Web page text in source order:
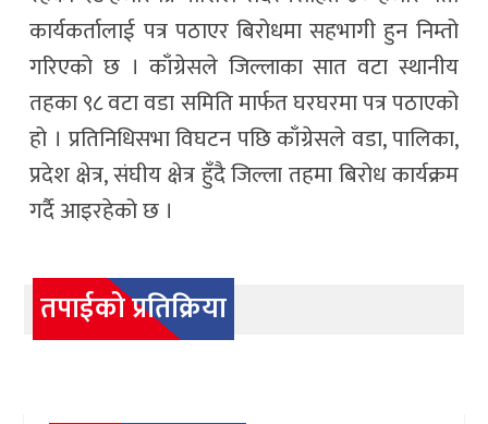
कार्यकर्तालाई पत्र पठाएर बिरोधमा सहभागी हुन निम्तो
गरिएको छ । काँग्रेसले जिल्लाका सात वटा स्थानीय
तहका ९८ वटा वडा समिति मार्फत घरघरमा पत्र पठाएको
हो । प्रतिनिधिसभा विघटन पछि काँग्रेसले वडा, पालिका,
प्रदेश क्षेत्र, संघीय क्षेत्र हुँदै जिल्ला तहमा बिरोध कार्यक्रम
गर्दै आइरहेको छ ।
तपाईको प्रतिक्रिया